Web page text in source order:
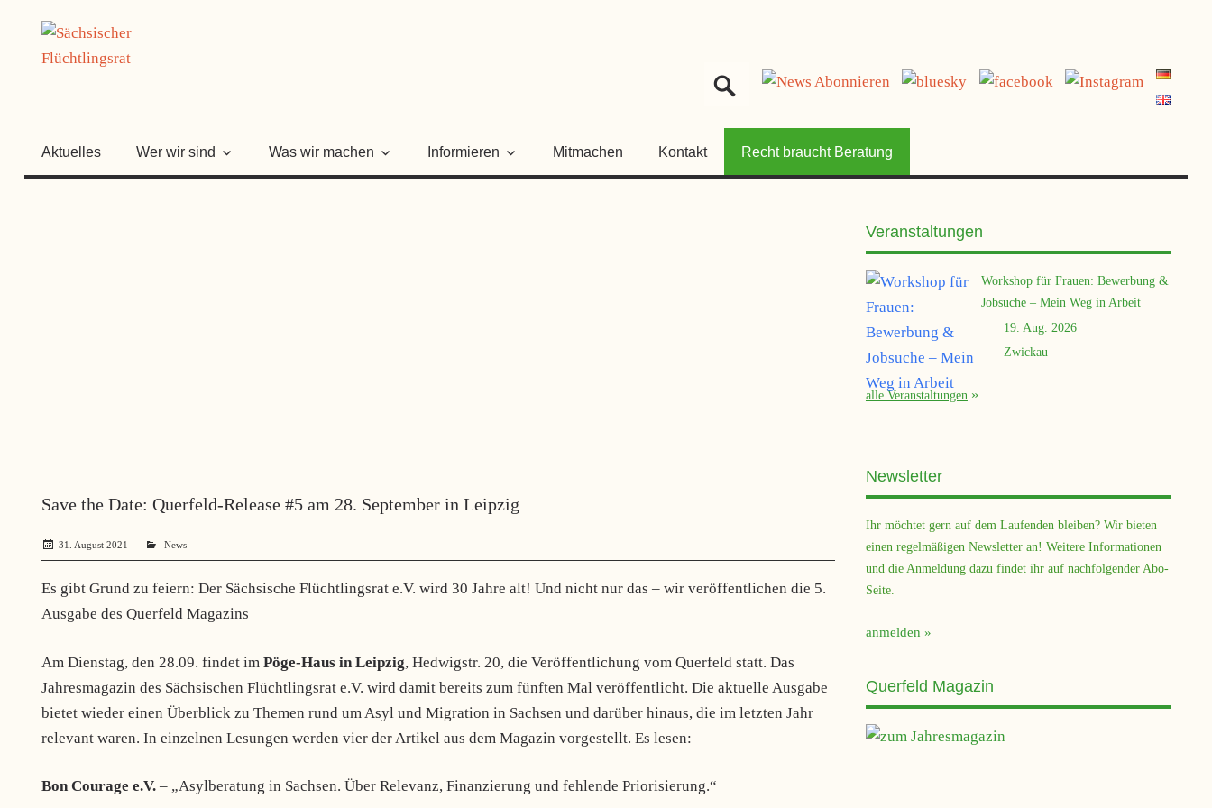
springen
Aktuelles Wer wir sind Was wir machen Informieren Mitmachen Kontakt Recht braucht Beratung
Save the Date: Querfeld-Release #5 am 28. September in Leipzig
31. August 2021 administrator
News
Es gibt Grund zu feiern: Der Sächsische Flüchtlingsrat e.V. wird 30 Jahre alt! Und nicht nur das – wir veröffentlichen die 5.
Ausgabe des Querfeld Magazins
Am Dienstag, den 28.09. findet im Pöge-Haus in Leipzig, Hedwigstr. 20, die Veröffentlichung vom Querfeld statt. Das
Jahresmagazin des Sächsischen Flüchtlingsrat e.V. wird damit bereits zum fünften Mal veröffentlicht. Die aktuelle Ausgabe
bietet wieder einen Überblick zu Themen rund um Asyl und Migration in Sachsen und darüber hinaus, die im letzten Jahr
relevant waren. In einzelnen Lesungen werden vier der Artikel aus dem Magazin vorgestellt. Es lesen:
Bon Courage e.V. – „Asylberatung in Sachsen. Über Relevanz, Finanzierung und fehlende Priorisierung.“
Veranstaltungen
Workshop für Frauen: Bewerbung &
Jobsuche – Mein Weg in Arbeit
19. Aug. 2026
Zwickau
alle Veranstaltungen
Newsletter
Ihr möchtet gern auf dem Laufenden bleiben? Wir bieten
einen regelmäßigen Newsletter an! Weitere Informationen
und die Anmeldung dazu findet ihr auf nachfolgender Abo-
Seite.
anmelden
Querfeld Magazin